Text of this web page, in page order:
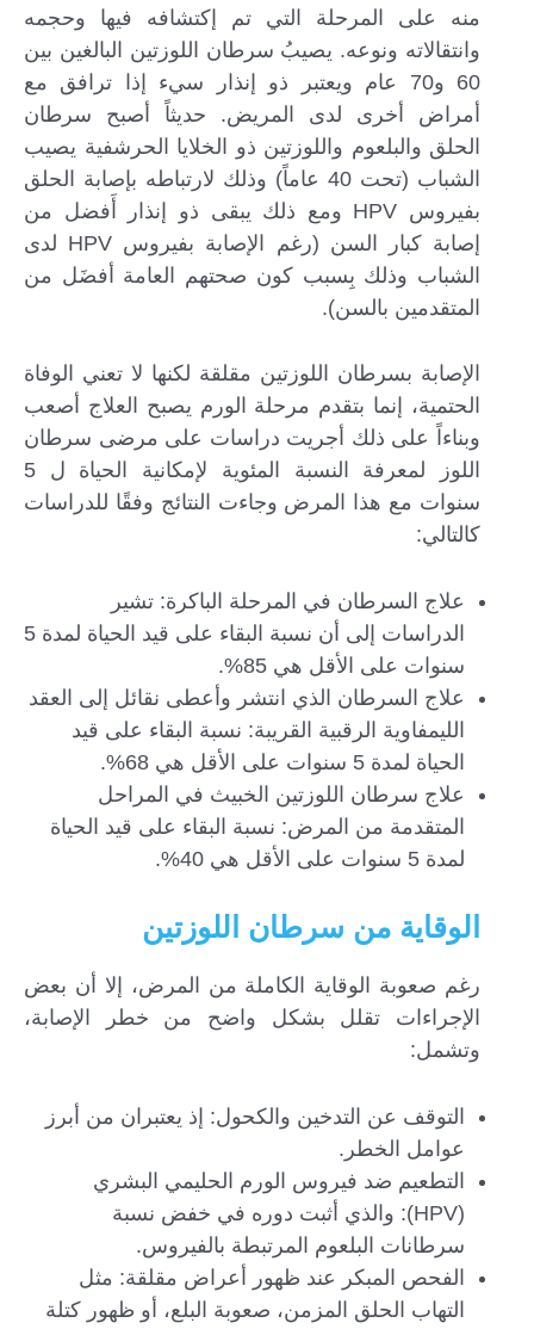
منه على المرحلة التي تم إكتشافه فيها وحجمه
وانتقالاته ونوعه. يصيبُ سرطان اللوزتين البالغين بين
60 و70 عام ويعتبر ذو إنذار سيء إذا ترافق مع
أمراض أخرى لدى المريض. حديثاً أصبح سرطان
الحلق والبلعوم واللوزتين ذو الخلايا الحرشفية يصيب
الشباب (تحت 40 عاماً) وذلك لارتباطه بإصابة الحلق
بفيروس HPV ومع ذلك يبقى ذو إنذار أَفضل من
إصابة كبار السن (رغم الإصابة بفيروس HPV لدى
الشباب وذلك بِسبب كون صحتهم العامة أفضَل من
المتقدمين بالسن).
الإصابة بسرطان اللوزتين مقلقة لكنها لا تعني الوفاة
الحتمية، إنما بتقدم مرحلة الورم يصبح العلاج أصعب
وبناءاً على ذلك أجريت دراسات على مرضى سرطان
اللوز لمعرفة النسبة المئوية لإمكانية الحياة ل 5
سنوات مع هذا المرض وجاءت النتائج وفقًا للدراسات
كالتالي:
علاج السرطان في المرحلة الباكرة: تشير
الدراسات إلى أن نسبة البقاء على قيد الحياة لمدة 5
سنوات على الأقل هي 85%.
علاج السرطان الذي انتشر وأعطى نقائل إلى العقد
الليمفاوية الرقبية القريبة: نسبة البقاء على قيد
الحياة لمدة 5 سنوات على الأقل هي 68%.
علاج سرطان اللوزتين الخبيث في المراحل
المتقدمة من المرض: نسبة البقاء على قيد الحياة
لمدة 5 سنوات على الأقل هي 40%.
الوقاية من سرطان اللوزتين
رغم صعوبة الوقاية الكاملة من المرض، إلا أن بعض
الإجراءات تقلل بشكل واضح من خطر الإصابة،
وتشمل:
التوقف عن التدخين والكحول: إذ يعتبران من أبرز
عوامل الخطر.
التطعيم ضد فيروس الورم الحليمي البشري
(HPV): والذي أثبت دوره في خفض نسبة
سرطانات البلعوم المرتبطة بالفيروس.
الفحص المبكر عند ظهور أعراض مقلقة: مثل
التهاب الحلق المزمن، صعوبة البلع، أو ظهور كتلة